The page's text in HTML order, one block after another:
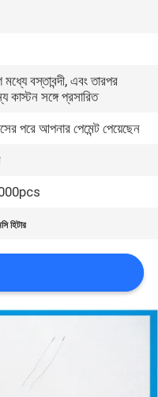
বস্তাবন্দী, এবং তারপর
কাস্টন সঙ্গে প্রসারিত
পরে আপনার পেমেন্ট পেয়েছেন
000pcs
হিটার